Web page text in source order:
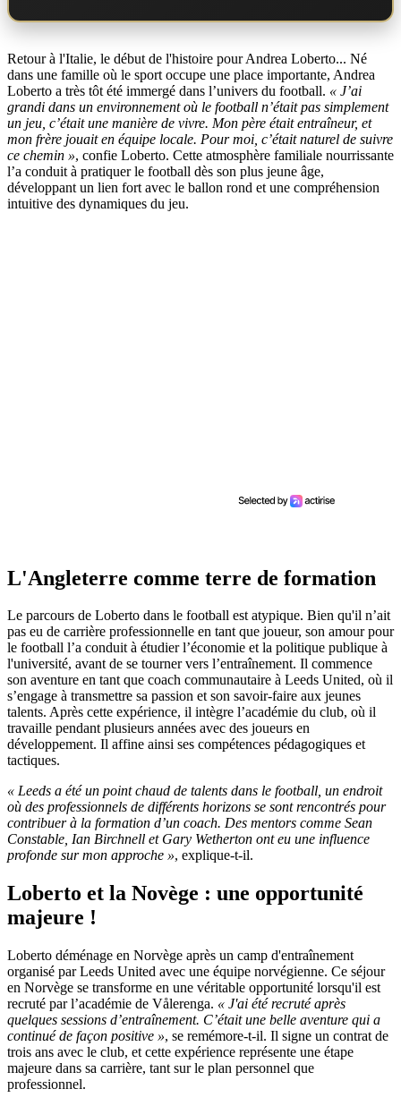
Retour à l'Italie, le début de l'histoire pour Andrea Loberto... Né
dans une famille où le sport occupe une place importante, Andrea
Loberto a très tôt été immergé dans l’univers du football. « J’ai
grandi dans un environnement où le football n’était pas simplement
un jeu, c’était une manière de vivre. Mon père était entraîneur, et
mon frère jouait en équipe locale. Pour moi, c’était naturel de suivre
ce chemin », confie Loberto. Cette atmosphère familiale nourrissante
l’a conduit à pratiquer le football dès son plus jeune âge,
développant un lien fort avec le ballon rond et une compréhension
intuitive des dynamiques du jeu.
L'Angleterre comme terre de formation
Le parcours de Loberto dans le football est atypique. Bien qu'il n’ait
pas eu de carrière professionnelle en tant que joueur, son amour pour
le football l’a conduit à étudier l’économie et la politique publique à
l'université, avant de se tourner vers l’entraînement. Il commence
son aventure en tant que coach communautaire à Leeds United, où il
s’engage à transmettre sa passion et son savoir-faire aux jeunes
talents. Après cette expérience, il intègre l’académie du club, où il
travaille pendant plusieurs années avec des joueurs en
développement. Il affine ainsi ses compétences pédagogiques et
tactiques.
« Leeds a été un point chaud de talents dans le football, un endroit
où des professionnels de différents horizons se sont rencontrés pour
contribuer à la formation d’un coach. Des mentors comme Sean
Constable, Ian Birchnell et Gary Wetherton ont eu une influence
profonde sur mon approche », explique-t-il.
Loberto et la Novège : une opportunité
majeure !
Loberto déménage en Norvège après un camp d'entraînement
organisé par Leeds United avec une équipe norvégienne. Ce séjour
en Norvège se transforme en une véritable opportunité lorsqu'il est
recruté par l’académie de Vålerenga. « J'ai été recruté après
quelques sessions d’entraînement. C’était une belle aventure qui a
continué de façon positive », se remémore-t-il. Il signe un contrat de
trois ans avec le club, et cette expérience représente une étape
majeure dans sa carrière, tant sur le plan personnel que
professionnel.